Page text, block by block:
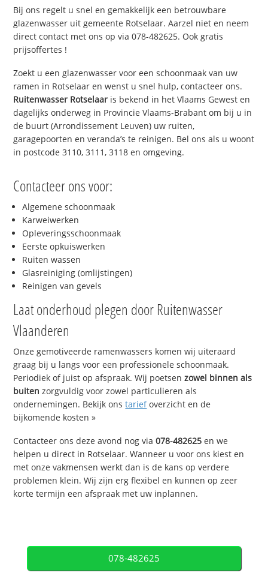
Bij ons regelt u snel en gemakkelijk een betrouwbare
glazenwasser uit gemeente Rotselaar. Aarzel niet en neem
direct contact met ons op via 078-482625. Ook gratis
prijsoffertes !
Zoekt u een glazenwasser voor een schoonmaak van uw
ramen in Rotselaar en wenst u snel hulp, contacteer ons.
Ruitenwasser Rotselaar is bekend in het Vlaams Gewest en
dagelijks onderweg in Provincie Vlaams-Brabant om bij u in
de buurt (Arrondissement Leuven) uw ruiten,
garagepoorten en veranda’s te reinigen. Bel ons als u woont
in postcode 3110, 3111, 3118 en omgeving.
Contacteer ons voor:
Algemene schoonmaak
Karweiwerken
Opleveringsschoonmaak
Eerste opkuiswerken
Ruiten wassen
Glasreiniging (omlijstingen)
Reinigen van gevels
Laat onderhoud plegen door Ruitenwasser
Vlaanderen
Onze gemotiveerde ramenwassers komen wij uiteraard
graag bij u langs voor een professionele schoonmaak.
Periodiek of juist op afspraak. Wij poetsenzowel binnen als
buiten zorgvuldig voor zowel particulieren als
ondernemingen. Bekijk onstariefoverzicht en de
bijkomende kosten »
Contacteer ons deze avond nog via078-482625 en we
helpen u direct in Rotselaar. Wanneer u voor ons kiest en
met onze vakmensen werkt dan is de kans op verdere
problemen klein. Wij zijn erg flexibel en kunnen op zeer
korte termijn een afspraak met uw inplannen.
078-482625